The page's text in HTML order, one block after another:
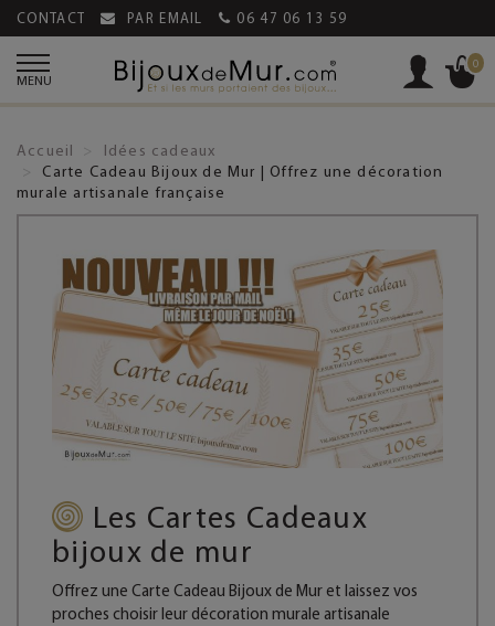
CONTACT PAR EMAIL 06 47 06 13 59
MENU
0
Accueil
Idées cadeaux
Carte Cadeau Bijoux de Mur | Offrez une décoration
murale artisanale française
Les Cartes Cadeaux
bijoux de mur
Offrez une Carte Cadeau Bijoux de Mur et laissez vos
proches choisir leur décoration murale artisanale